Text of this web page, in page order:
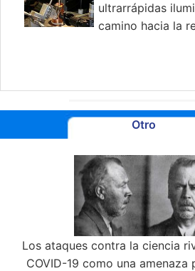
ultrarrápidas
camino hacia la
Otro
Los ataques contra la ciencia
COVID-19 como una amenaza